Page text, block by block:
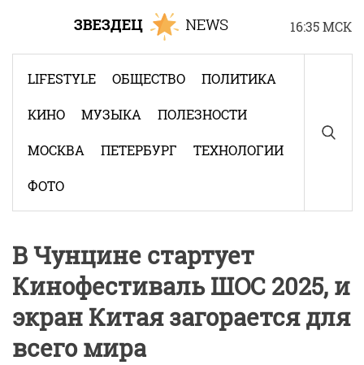
16:35 МСК
LIFESTYLE ОБЩЕСТВО ПОЛИТИКА
КИНО МУЗЫКА ПОЛЕЗНОСТИ
МОСКВА ПЕТЕРБУРГ ТЕХНОЛОГИИ
ФОТО
В Чунцине стартует
Кинофестиваль ШОС 2025, и
экран Китая загорается для
всего мира